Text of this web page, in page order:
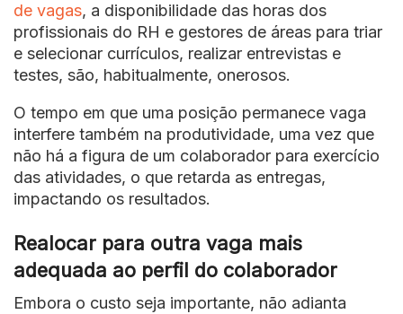
de vagas, a disponibilidade das horas dos
profissionais do RH e gestores de áreas para triar
e selecionar currículos, realizar entrevistas e
testes, são, habitualmente, onerosos.
O tempo em que uma posição permanece vaga
interfere também na produtividade, uma vez que
não há a figura de um colaborador para exercício
das atividades, o que retarda as entregas,
impactando os resultados.
Realocar para outra vaga mais
adequada ao perfil do colaborador
Embora o custo seja importante, não adianta